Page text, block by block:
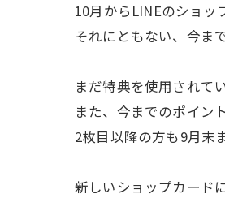
10月からLINEのショッ
それにともない、今ま
まだ特典を使用されて
また、今までのポイン
2枚目以降の方も9月末
新しいショップカード